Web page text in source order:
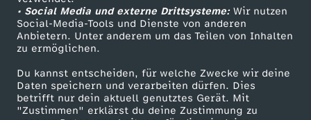
• Social Media und externe Drittsysteme:Wir nutzen
Social-Media-Tools und Dienste von anderen
Anbietern. Unter anderem um das Teilen von Inhalten
zu ermöglichen.
Du kannst entscheiden, für welche Zwecke wir deine
Daten speichern und verarbeiten dürfen. Dies
betrifft nur dein aktuell genutztes Gerät. Mit
"Zustimmen" erklärst du deine Zustimmung zu
I
S
o
ZDF Unternehmen
Karriere
ZDF goes Schule
Werbefernsehen